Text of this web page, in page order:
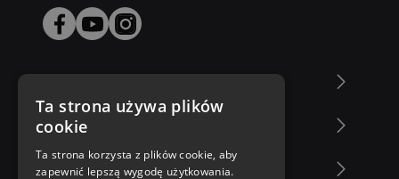
Zakupy u nas
Nasza oferta
Ta strona używa plików
cookie
Ta strona korzysta z plików cookie, aby
zapewnić lepszą wygodę użytkowania.